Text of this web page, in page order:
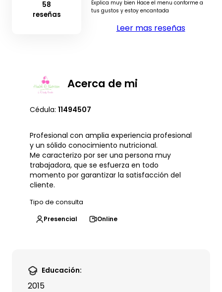
58
reseñas
Explica muy bien Hace el menu conforme a
tus gustos y estoy encantada
Leer mas reseñas
Acerca de mi
Cédula: 11494507
Profesional con amplia experiencia profesional
y un sólido conocimiento nutricional.
Me caracterizo por ser una persona muy
trabajadora, que se esfuerza en todo
momento por garantizar la satisfacción del
cliente.
Tipo de consulta
Presencial
Online
Educación:
2015